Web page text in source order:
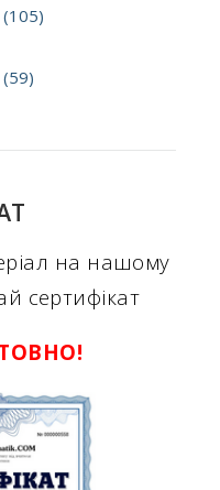
(105)
(59)
на нашому
сертифікат